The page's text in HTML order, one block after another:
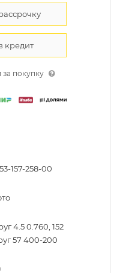
покупку
157-258-00
4.5 0.760, 152
57 400-200